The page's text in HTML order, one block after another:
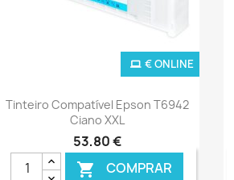
Ver+
Tinteiro Compatível Epson T6942
Ciano XXL
53,80 €
 COMPRAR
€ ONLINE